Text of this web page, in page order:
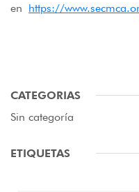
en https://
CATEGORIAS
Sin categoría
ETIQUETAS